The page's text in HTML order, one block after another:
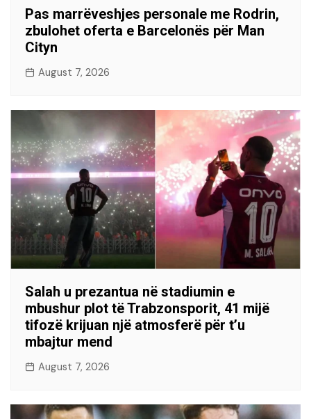
Pas marrëveshjes personale me Rodrin,
zbulohet oferta e Barcelonës për Man
Cityn
August 7, 2026
Salah u prezantua në stadiumin e
mbushur plot të Trabzonsporit, 41 mijë
tifozë krijuan një atmosferë për t’u
mbajtur mend
August 7, 2026